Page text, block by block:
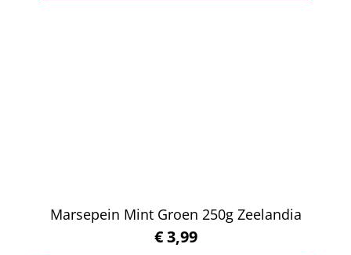
Marsepein Mint Groen 250g Zeelandia
€3,99